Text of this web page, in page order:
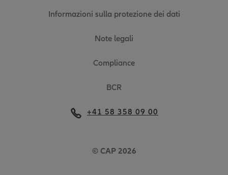
Informazioni sulla protezione dei dati
Note legali
Compliance
BCR
© CAP 2026
+41 58 358 09 00